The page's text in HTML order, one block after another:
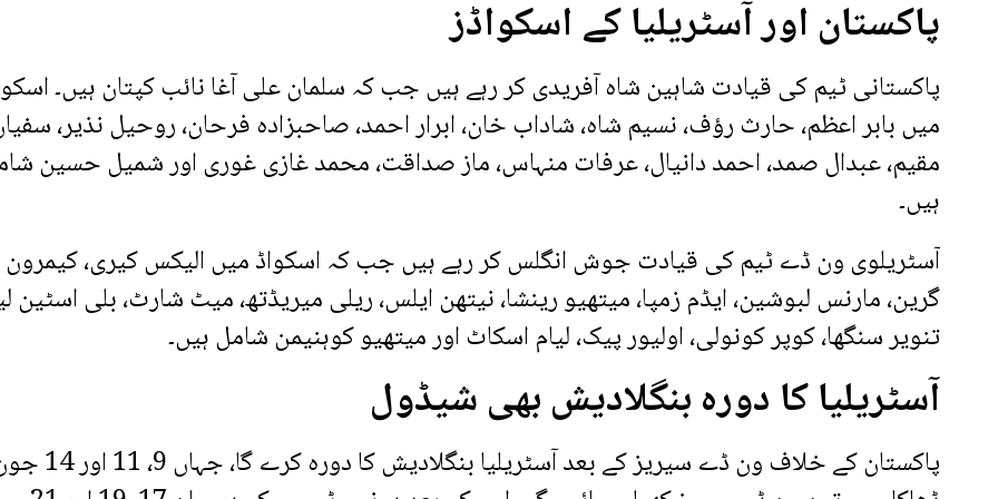
پاکستان اور آسٹریلیا کے اسکواڈز
پاکستانی ٹیم کی قیادت شاہین شاہ آفریدی کر رہے ہیں جب کہ سلمان علی آغا نائب کپتان ہیں۔
میں بابر اعظم، حارث رؤف، نسیم شاہ، شاداب خان، ابرار احمد، صاحبزادہ فرحان، روحیل نذیر،
مقیم، عبدال صمد، احمد دانیال، عرفات منہاس، ماز صداقت، محمد غازی غوری اور شمیل حسین
ہیں۔
آسٹریلوی ون ڈے ٹیم کی قیادت جوش انگلس کر رہے ہیں جب کہ اسکواڈ میں الیکس کیری، کیمرون
گرین، مارنس لبوشین، ایڈم زمپا، میتھیو رینشا، نیتھن ایلس، ریلی میریڈتھ، میٹ شارٹ، بلی اسٹین
تنویر سنگھا، کوپر کونولی، اولیور پیک، لیام اسکاٹ اور میتھیو کوہنیمن شامل ہیں۔
آسٹریلیا کا دورہ بنگلادیش بھی شیڈول
پاکستان کے خلاف ون ڈے سیریز کے بعد